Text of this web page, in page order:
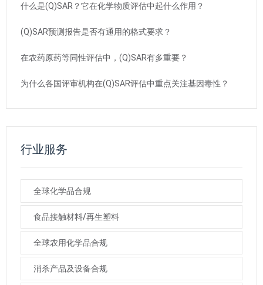
什么是(Q)SAR？它在化学物质评估中起什么作用？
(Q)SAR预测报告是否有通用的格式要求？
在农药原药等同性评估中，(Q)SAR有多重要？
为什么各国评审机构在(Q)SAR评估中重点关注基因毒性？
行业服务
全球化学品合规
食品接触材料/再生塑料
全球农用化学品合规
消杀产品及设备合规